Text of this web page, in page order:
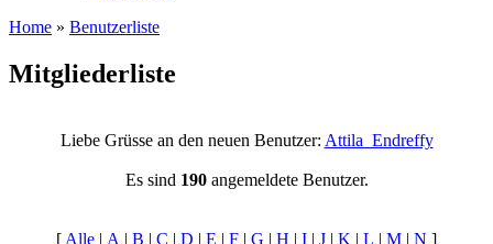
Home » Benutzerliste
Mitgliederliste
Liebe Grüsse an den neuen Benutzer: Attila_Endreffy
Es sind 190angemeldete Benutzer.
[ Alle | A | B | C | D | E | F | G | H | I | J | K | L | M | N ]